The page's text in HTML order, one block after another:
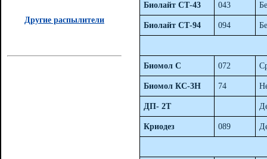
Другие распылители
Биолайт СТ-43 043
Биолайт СТ-94 094
Биомол С 072
Биомол КС-3Н 74
ДП- 2Т
Криодез 089